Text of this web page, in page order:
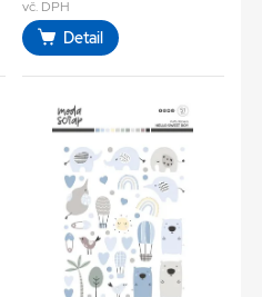
vč. DPH
Detail